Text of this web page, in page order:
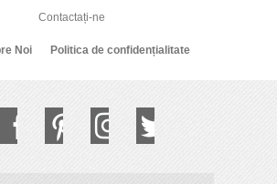
Contactați-ne
Noi Politica de confidențialitate